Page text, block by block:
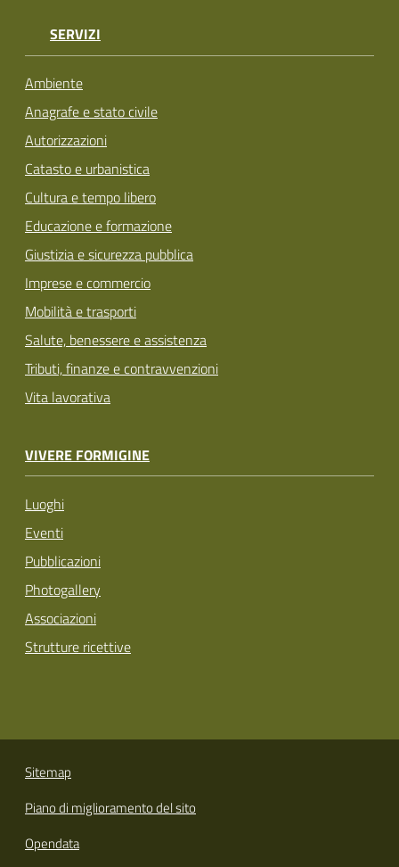
SERVIZI
Ambiente
Anagrafe e stato civile
Autorizzazioni
Catasto e urbanistica
Cultura e tempo libero
Educazione e formazione
Giustizia e sicurezza pubblica
Imprese e commercio
Mobilità e trasporti
Salute, benessere e assistenza
Tributi, finanze e contravvenzioni
Vita lavorativa
VIVERE FORMIGINE
Luoghi
Eventi
Pubblicazioni
Photogallery
Associazioni
Strutture ricettive
Sitemap
Piano di miglioramento del sito
Opendata